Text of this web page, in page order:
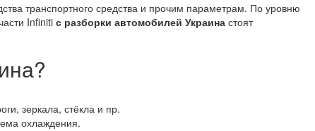
транспортного средства и прочим параметрам. По уровню
Infiniti с разборки автомобилей Украина стоят
зеркала, стёкла и пр.
охлаждения.